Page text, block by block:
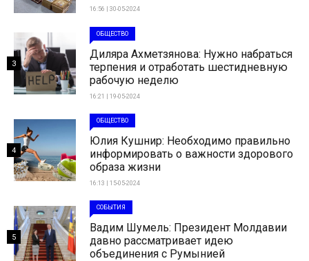
16:56 | 30-05-2024
ОБЩЕСТВО
Диляра Ахметзянова: Нужно набраться
терпения и отработать шестидневную
рабочую неделю
16:21 | 19-05-2024
3
ОБЩЕСТВО
Юлия Кушнир: Необходимо правильно
информировать о важности здорового
образа жизни
16:13 | 15-05-2024
4
СОБЫТИЯ
Вадим Шумель: Президент Молдавии
давно рассматривает идею
объединения с Румынией
5